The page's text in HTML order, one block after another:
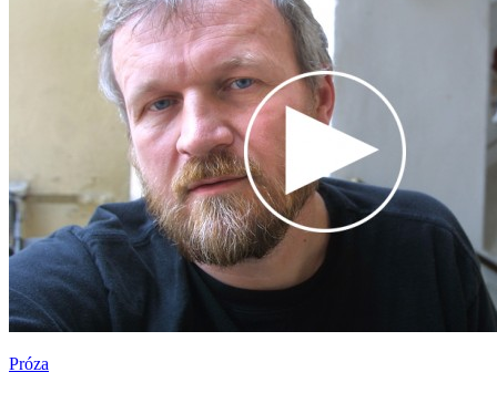
Próza